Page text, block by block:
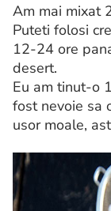
Am mai mixat
Puteti folosi
12-24 ore
desert.
Eu am tinut-o
fost nevoie sa
usor moale,